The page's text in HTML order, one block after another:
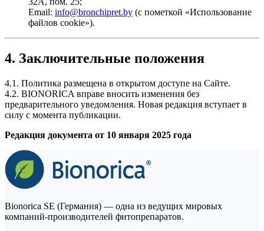
Email: info@bronchipret.by (с пометкой «Использование
файлов cookie»).
4. Заключительные положения
4.1. Политика размещена в открытом доступе на Сайте.
4.2. BIONORICA вправе вносить изменения без
предварительного уведомления. Новая редакция вступает в
силу с момента публикации.
Редакция документа от 10 января 2025 года
Bionorica SE (Германия) — одна из ведущих мировых
компаний-производителей фитопрепаратов.